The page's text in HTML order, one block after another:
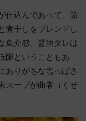
仕込んであって、節
煮干しをブレンドし
魚介感。醤油ダレは
限ということもあ
ありがちな塩っぱさ
スープが曲者（くせ